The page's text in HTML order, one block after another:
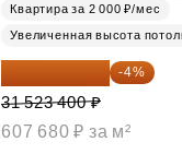
Квартира за 2 000 ₽/мес
Увеличенная высота
30 262 464 ₽ -4%
31 523 400 ₽
607 680 ₽ за м²